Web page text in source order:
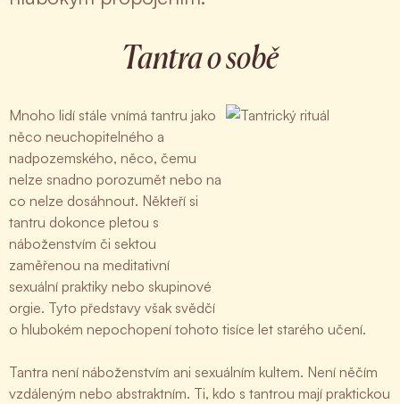
Tantra o sobě
Mnoho lidí stále vnímá tantru jako
něco neuchopitelného a
nadpozemského, něco, čemu
nelze snadno porozumět nebo na
co nelze dosáhnout. Někteří si
tantru dokonce pletou s
náboženstvím či sektou
zaměřenou na meditativní
sexuální praktiky nebo skupinové
orgie. Tyto představy však svědčí
o hlubokém nepochopení tohoto tisíce let starého učení.
Tantra není náboženstvím ani sexuálním kultem. Není něčím
vzdáleným nebo abstraktním. Ti, kdo s tantrou mají praktickou